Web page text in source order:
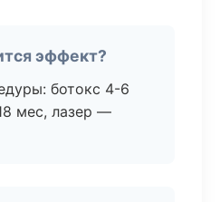
эффект?
ботокс 4-6
мес, лазер —